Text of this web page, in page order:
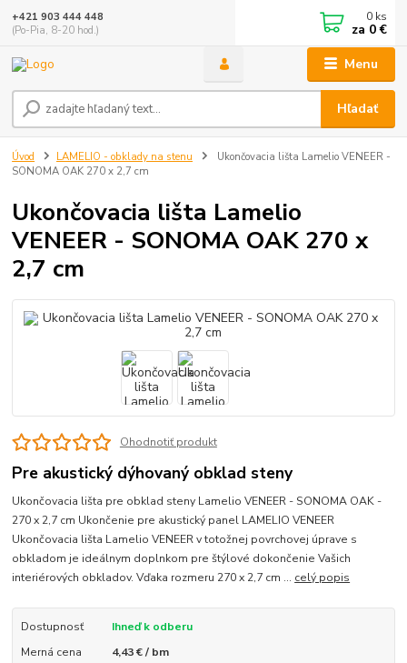
Menu
Hľadať
+421 903 444 448
(Po-Pia, 8-20 hod.)
0 ks
za 0 €
Úvod LAMELIO - obklady na stenu
Ukončovacia lišta Lamelio VENEER -
SONOMA OAK 270 x 2,7 cm
Ukončovacia lišta Lamelio
VENEER - SONOMA OAK 270 x
2,7 cm
Ohodnotiť produkt
Pre akustický dýhovaný obklad steny
Ukončovacia lišta pre obklad steny Lamelio VENEER - SONOMA OAK -
270 x 2,7 cm Ukončenie pre akustický panel LAMELIO VENEER
Ukončovacia lišta Lamelio VENEER v totožnej povrchovej úprave s
obkladom je ideálnym doplnkom pre štýlové dokončenie Vašich
interiérových obkladov. Vďaka rozmeru 270 x 2,7 cm ... celý popis
Dostupnosť
Ihneď k odberu
Merná cena
4,43 € / bm